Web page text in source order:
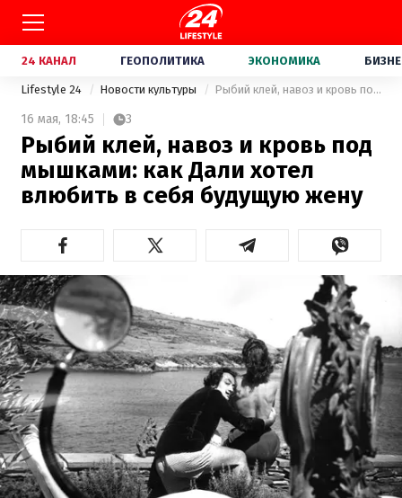
24 КАНАЛ ГЕОПОЛИТИКА ЭКОНОМИКА
Lifestyle 24 Новости культуры Рыбий клей, навоз и кровь под мышками: как Дали хотел влюбить в себя будущую жену
16 мая, 18:45 3
Рыбий клей, навоз и кровь под
мышками: как Дали хотел
влюбить в себя будущую жену